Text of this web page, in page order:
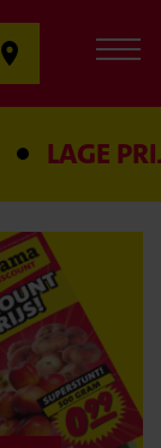
LAGE PRIJS